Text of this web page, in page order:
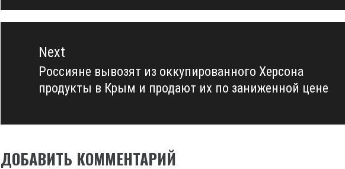
Next
Next
post:
Россияне вывозят из оккупированного Херсона
продукты в Крым и продают их по заниженной цене
ДОБАВИТЬ КОММЕНТАРИЙ